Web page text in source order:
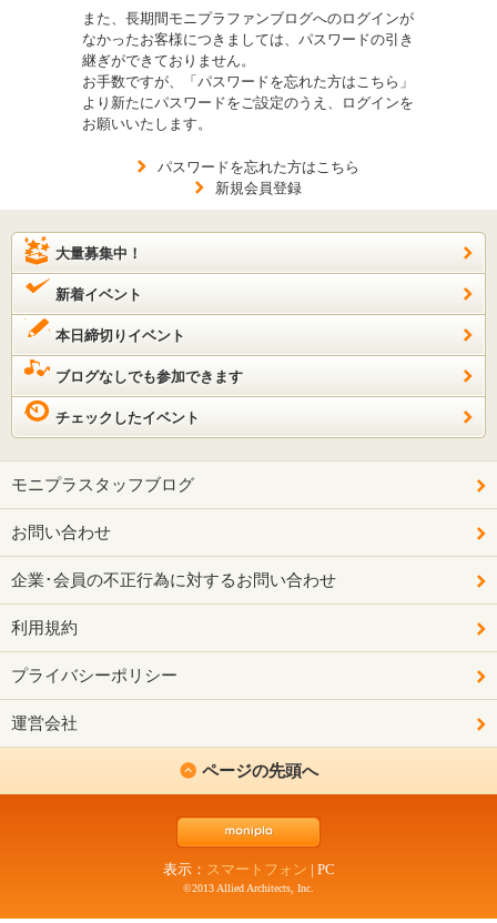
また、長期間モニプラファンブログへのログインが
なかったお客様につきましては、パスワードの引き
継ぎができておりません。
お手数ですが、「パスワードを忘れた方はこちら」
より新たにパスワードをご設定のうえ、ログインを
お願いいたします。
パスワードを忘れた方はこちら
新規会員登録
大量募集中！
新着イベント
本日締切りイベント
ブログなしでも参加できます
チェックしたイベント
モニプラスタッフブログ
お問い合わせ
企業･会員の不正行為に対するお問い合わせ
利用規約
プライバシーポリシー
運営会社
ページの先頭へ
表示： スマートフォン | PC
©2013 Allied Architects, Inc.